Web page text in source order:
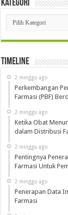
Kategori
Kategori
Timeline
2 minggu ago
Perkembangan
Farmasi (PBF)
2 minggu ago
Ketika Obat
dalam Distribusi
2 minggu ago
Pentingnya
Farmasi Untuk
2 minggu ago
Penerapan Data
Farmasi